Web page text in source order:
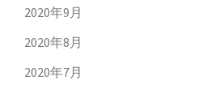
2020年9月
2020年8月
2020年7月